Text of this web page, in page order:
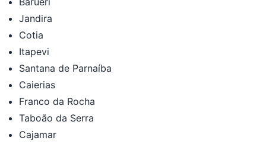
Jandira
Cotia
Itapevi
Santana de Parnaíba
Caierias
Franco da Rocha
Taboão da Serra
Cajamar